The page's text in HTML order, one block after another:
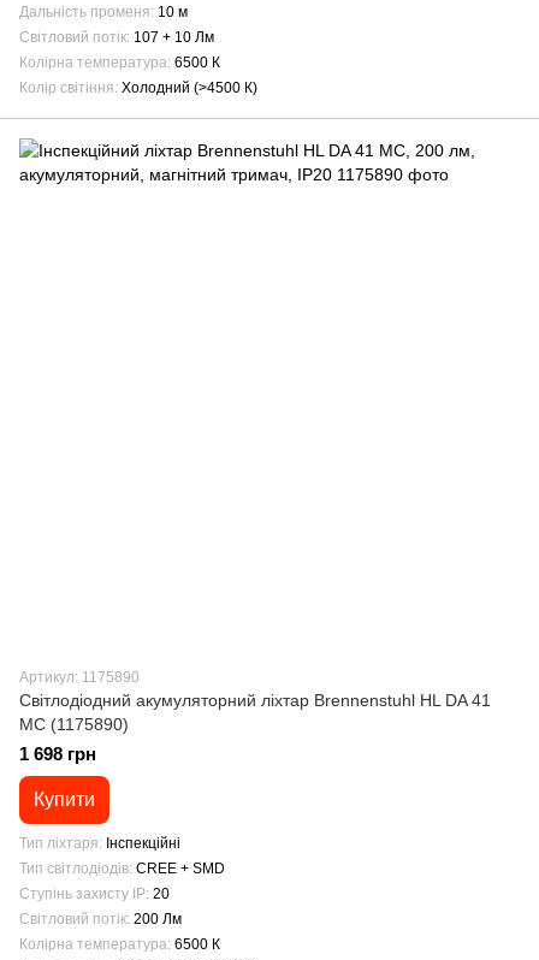
Дальність променя 10 м
Світловий потік 107 + 10 Лм
Колірна температура 6500 К
Колір світіння Холодний (>4500 К)
Артикул: 1175890
Світлодіодний акумуляторний ліхтар Brennenstuhl HL DA 41
MC (1175890)
1 698 грн
Купити
Тип ліхтаря
Інспекційні
Тип світлодіодів CREE + SMD
Ступінь захисту IP 20
Світловий потік 200 Лм
Колірна температура 6500 К